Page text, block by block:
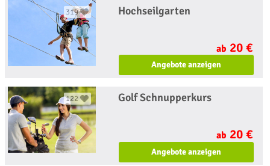
319 Hochseilgarten
ab 20 €
Angebote anzeigen
122 Golf Schnupperkurs
ab 20 €
Angebote anzeigen